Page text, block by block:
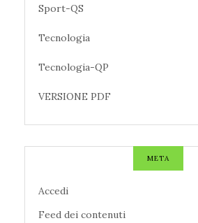
Sport-QS
Tecnologia
Tecnologia-QP
VERSIONE PDF
META
Accedi
Feed dei contenuti